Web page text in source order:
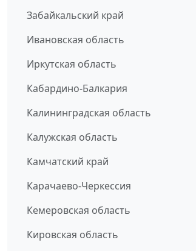
Забайкальский край
Ивановская область
Иркутская область
Кабардино-Балкария
Калининградская область
Калужская область
Камчатский край
Карачаево-Черкессия
Кемеровская область
Кировская область